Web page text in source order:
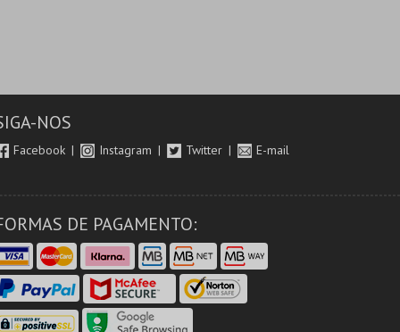
NOS
Facebook Instagram Twitter E-mail
DE PAGAMENTO: